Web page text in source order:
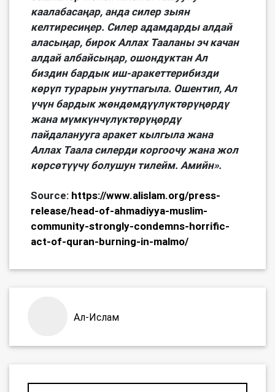
каалабасаңар, анда силер зыян
келтиресиӊер. Силер адамдарды алдай
аласыӊар, бирок Аллах Тааланы эч качан
алдай албайсыӊар, ошондуктан Ал
биздин бардык иш-аракеттерибизди
көрүп турарын унутпагыла. Ошентип, Ал
үчүн бардык жөндөмдүүлүктөрүңөрдү
жана мүмкүнчүлүктөрүңөрдү
пайдаланууга аракет кылгыла жана
Аллах Таала силерди коргоочу жана жол
көрсөтүүчү болушун тилейм. Амийн».
Source: https://www.alislam.org/press-
release/head-of-ahmadiyya-muslim-
community-strongly-condemns-horrific-
act-of-quran-burning-in-malmo/
Ал-Ислам